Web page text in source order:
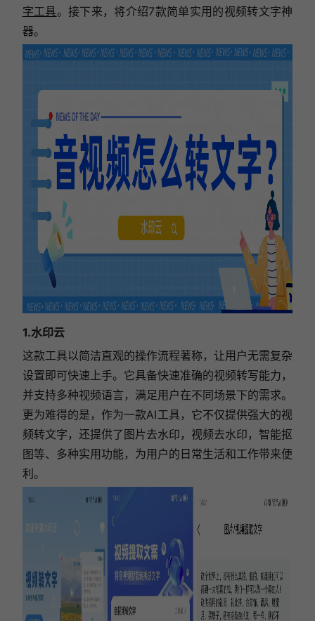
字工具。接下来，将介绍7款简单实用的视频转文字神
器。
1.水印云
这款工具以简洁直观的操作流程著称，让用户无需复杂
设置即可快速上手。它具备快速准确的视频转写能力，
并支持多种视频语言，满足用户在不同场景下的需求。
更为难得的是，作为一款AI工具，它不仅提供强大的视
频转文字，还提供了图片去水印，视频去水印，智能抠
图等、多种实用功能，为用户的日常生活和工作带来便
利。